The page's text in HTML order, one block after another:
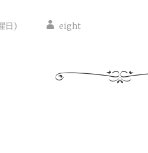
日) eight